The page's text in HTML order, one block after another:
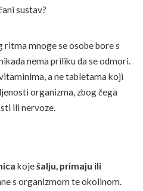
sustav?
ritma mnoge se osobe bore s
nema priliku da se odmori.
a ne tabletama koji
organizma, zbog čega
ili nervoze.
koješalju, primaju ili
s organizmom te okolinom.